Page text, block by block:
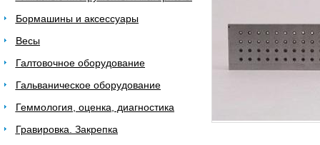
Бормашины и аксессуары
Весы
Галтовочное оборудование
Гальваническое оборудование
Геммология, оценка, диагностика
Гравировка. Закрепка